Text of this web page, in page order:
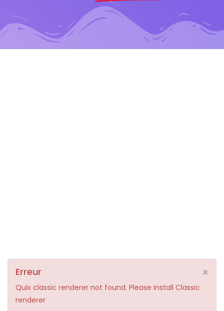
×
Erreur
Quix classic renderer not found. Please install Classic
renderer